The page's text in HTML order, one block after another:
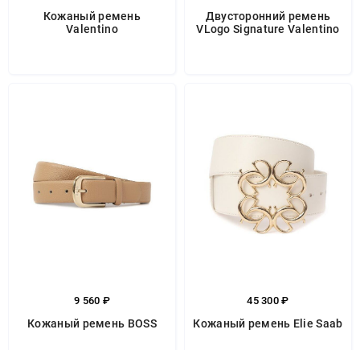
Кожаный ремень
Valentino
Двусторонний ремень
VLogo Signature Valentino
9 560 ₽
Кожаный ремень BOSS
45 300 ₽
Кожаный ремень Elie Saab